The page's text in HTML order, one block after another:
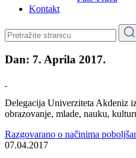
Pale-Prača
Kontakt